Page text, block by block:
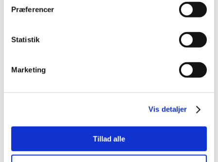
Præferencer
Statistik
Marketing
Vis detaljer
Tillad alle
særligt velegnet til kortere
videomøder.
designet som en solid og
kan tilvælges efter behov, så boksen
kan tilpasses den måde, den skal
Designmæssigt kan Mutebox One
tilpasses forskellige indretningsstile.